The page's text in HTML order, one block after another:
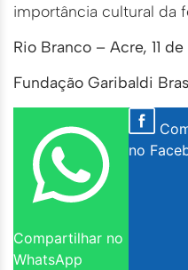
importância cultural da
Rio Branco – Acre, 11
Fundação Garibaldi
Compartilhar no
WhatsApp
no